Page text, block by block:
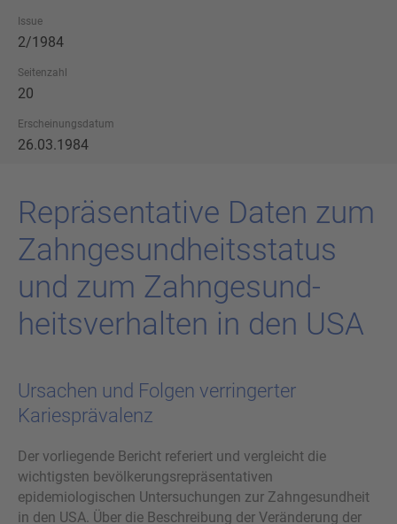
Issue
2/1984
Seitenzahl
20
Erscheinungsdatum
26.03.1984
Re­prä­sen­ta­ti­ve Daten zum
Zahn­ge­sund­heits­sta­tus
und zum Zahn­ge­sund­
heits­ver­hal­ten in den USA
Ursachen und Folgen verringerter
Kariesprävalenz
Der vorliegende Bericht referiert und vergleicht die
wichtigsten bevölkerungsrepräsentativen
epidemiologischen Untersuchungen zur Zahngesundheit
in den USA. Über die Beschreibung der Veränderung der